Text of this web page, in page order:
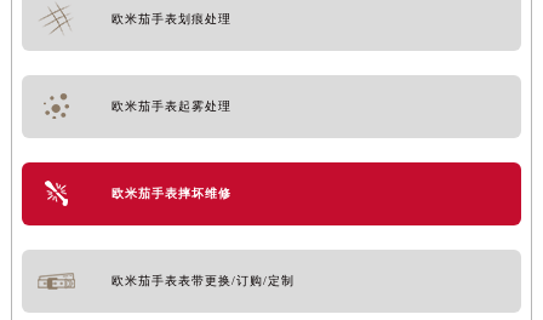
欧米茄手表划痕处理
欧米茄手表起雾处理
欧米茄手表摔坏维修
欧米茄手表表带更换/订购/定制